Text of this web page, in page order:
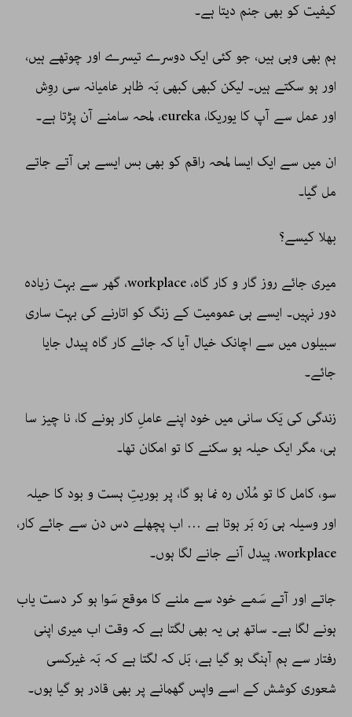
کیفیت کو بھی جنم دیتا ہے۔
ہم بھی وہی ہیں، جو کئی ایک دوسرے تیسرے اور چوتھے ہیں،
اور ہو سکتے ہیں۔ لیکن کبھی کبھی بَہ ظاہر عامیانہ سی روِش
اور عمل سے آپ کا یوریکا، eureka، لمحہ سامنے آن پڑتا ہے۔
ان میں سے ایک ایسا لمحہ راقم کو بھی بس ایسے ہی آتے جاتے
مل گیا۔
بھلا کیسے؟
میری جائے روز گار و کار گاہ، workplace، گھر سے بہت زیادہ
دور نہیں۔ ایسے ہی عمومیت کے زنگ کو اتارنے کی بہت ساری
سبیلوں میں سے اچانک خیال آیا کہ جائے کار گاہ پیدل جایا
جائے۔
زندگی کی یَک سانی میں خود اپنے عاملِ کار ہونے کا، نا چیز سا
ہی، مگر ایک حیلہ ہو سکنے کا تو امکان تھا۔
سو، کامل کا تو مُلّاں رہ نما ہو گا، پر بوریتِ ہست و بود کا حیلہ
اور وسیلہ ہی رَہ بَر ہوتا ہے … اب پچھلے دس دن سے جائے کار،
workplace، پیدل آنے جانے لگا ہوں۔
جاتے اور آتے سَمے خود سے ملنے کا موقع سَوا ہو کر دست یاب
ہونے لگا ہے۔ ساتھ ہی یہ بھی لگتا ہے کہ وقت اب میری اپنی
رفتار سے ہم آہنگ ہو گیا ہے، بَل کہ لگتا ہے کہ بَہ غیرکسی
شعوری کوشش کے اسے واپس گھمانے پر بھی قادر ہو گیا ہوں۔